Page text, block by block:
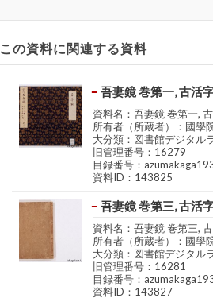
この資料に関連する資料
吾妻鏡 巻第一, 古活
資料名：吾妻鏡 巻第一,
所有者（所蔵者）：國學
大分類：図書館デジタル
旧管理番号：16279
目録番号：
資料ID：143825
吾妻鏡 巻第三, 古活
資料名：吾妻鏡 巻第三,
所有者（所蔵者）：國學
大分類：図書館デジタル
旧管理番号：16281
目録番号：
資料ID：143827